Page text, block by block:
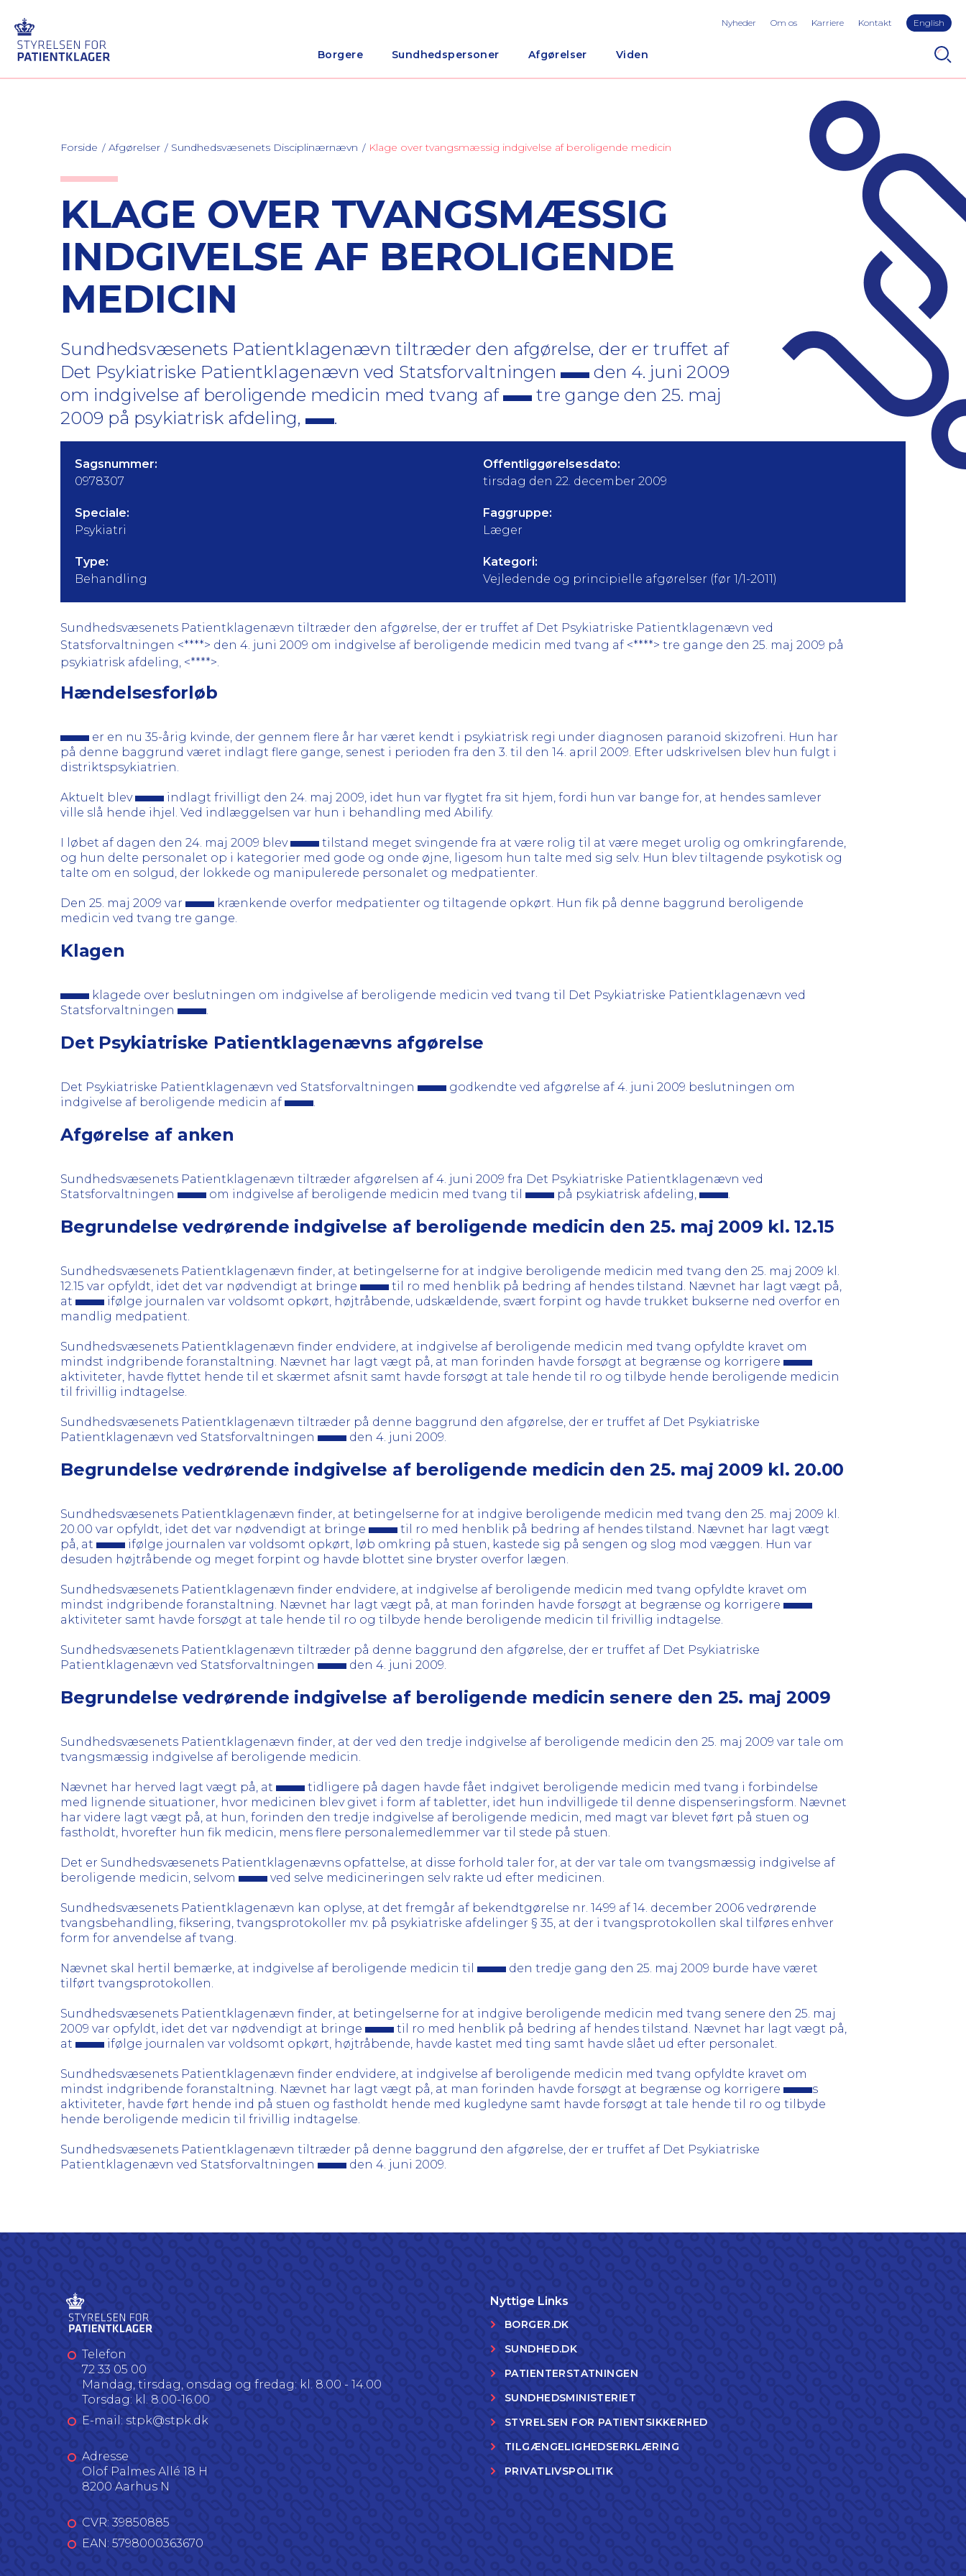
Borgere Sundhedspersoner Afgørelser Viden
Nyheder Om os Karriere Kontakt English
Forside Afgørelser Sundhedsvæsenets Disciplinærnævn Klage over tvangsmæssig indgivelse af beroligende medicin
KLAGE OVER TVANGSMÆSSIG
INDGIVELSE AF BEROLIGENDE
MEDICIN
Sundhedsvæsenets Patientklagenævn tiltræder den afgørelse, der er truffet af
Det Psykiatriske Patientklagenævn ved Statsforvaltningen
den 4. juni 2009
om indgivelse af beroligende medicin med tvang af
tre gange den 25. maj
2009 på psykiatrisk afdeling,
.
Sagsnummer:
0978307
Offentliggørelsesdato:
tirsdag den 22. december 2009
Speciale:
Psykiatri
Faggruppe:
Læger
Type:
Behandling
Kategori:
Vejledende og principielle afgørelser (før 1/1-2011)
Sundhedsvæsenets Patientklagenævn tiltræder den afgørelse, der er truffet af Det Psykiatriske Patientklagenævn ved
Statsforvaltningen <****> den 4. juni 2009 om indgivelse af beroligende medicin med tvang af <****> tre gange den 25. maj 2009 på
psykiatrisk afdeling, <****>.
Hændelsesforløb
er en nu 35-årig kvinde, der gennem flere år har været kendt i psykiatrisk regi under diagnosen paranoid skizofreni. Hun har
på denne baggrund været indlagt flere gange, senest i perioden fra den 3. til den 14. april 2009. Efter udskrivelsen blev hun fulgt i
distriktspsykiatrien.
Aktuelt blev
indlagt frivilligt den 24. maj 2009, idet hun var flygtet fra sit hjem, fordi hun var bange for, at hendes samlever
ville slå hende ihjel. Ved indlæggelsen var hun i behandling med Abilify.
I løbet af dagen den 24. maj 2009 blev
tilstand meget svingende fra at være rolig til at være meget urolig og omkringfarende,
og hun delte personalet op i kategorier med gode og onde øjne, ligesom hun talte med sig selv. Hun blev tiltagende psykotisk og
talte om en solgud, der lokkede og manipulerede personalet og medpatienter.
Den 25. maj 2009 var
krænkende overfor medpatienter og tiltagende opkørt. Hun fik på denne baggrund beroligende
medicin ved tvang tre gange.
Klagen
klagede over beslutningen om indgivelse af beroligende medicin ved tvang til Det Psykiatriske Patientklagenævn ved
Statsforvaltningen
.
Det Psykiatriske Patientklagenævns afgørelse
Det Psykiatriske Patientklagenævn ved Statsforvaltningen
godkendte ved afgørelse af 4. juni 2009 beslutningen om
indgivelse af beroligende medicin af
.
Afgørelse af anken
Sundhedsvæsenets Patientklagenævn tiltræder afgørelsen af 4. juni 2009 fra Det Psykiatriske Patientklagenævn ved
Statsforvaltningen
om indgivelse af beroligende medicin med tvang til på psykiatrisk afdeling, .
Begrundelse vedrørende indgivelse af beroligende medicin den 25. maj 2009 kl. 12.15
Sundhedsvæsenets Patientklagenævn finder, at betingelserne for at indgive beroligende medicin med tvang den 25. maj 2009 kl.
12.15 var opfyldt, idet det var nødvendigt at bringe
til ro med henblik på bedring af hendes tilstand. Nævnet har lagt vægt på,
at
ifølge journalen var voldsomt opkørt, højtråbende, udskældende, svært forpint og havde trukket bukserne ned overfor en
mandlig medpatient.
Sundhedsvæsenets Patientklagenævn finder endvidere, at indgivelse af beroligende medicin med tvang opfyldte kravet om
mindst indgribende foranstaltning. Nævnet har lagt vægt på, at man forinden havde forsøgt at begrænse og korrigere
aktiviteter, havde flyttet hende til et skærmet afsnit samt havde forsøgt at tale hende til ro og tilbyde hende beroligende medicin
til frivillig indtagelse.
Sundhedsvæsenets Patientklagenævn tiltræder på denne baggrund den afgørelse, der er truffet af Det Psykiatriske
Patientklagenævn ved Statsforvaltningen
den 4. juni 2009.
Begrundelse vedrørende indgivelse af beroligende medicin den 25. maj 2009 kl. 20.00
Sundhedsvæsenets Patientklagenævn finder, at betingelserne for at indgive beroligende medicin med tvang den 25. maj 2009 kl.
20.00 var opfyldt, idet det var nødvendigt at bringe
til ro med henblik på bedring af hendes tilstand. Nævnet har lagt vægt
på, at
ifølge journalen var voldsomt opkørt, løb omkring på stuen, kastede sig på sengen og slog mod væggen. Hun var
desuden højtråbende og meget forpint og havde blottet sine bryster overfor lægen.
Sundhedsvæsenets Patientklagenævn finder endvidere, at indgivelse af beroligende medicin med tvang opfyldte kravet om
mindst indgribende foranstaltning. Nævnet har lagt vægt på, at man forinden havde forsøgt at begrænse og korrigere
aktiviteter samt havde forsøgt at tale hende til ro og tilbyde hende beroligende medicin til frivillig indtagelse.
Sundhedsvæsenets Patientklagenævn tiltræder på denne baggrund den afgørelse, der er truffet af Det Psykiatriske
Patientklagenævn ved Statsforvaltningen
den 4. juni 2009.
Begrundelse vedrørende indgivelse af beroligende medicin senere den 25. maj 2009
Sundhedsvæsenets Patientklagenævn finder, at der ved den tredje indgivelse af beroligende medicin den 25. maj 2009 var tale om
tvangsmæssig indgivelse af beroligende medicin.
Nævnet har herved lagt vægt på, at
tidligere på dagen havde fået indgivet beroligende medicin med tvang i forbindelse
med lignende situationer, hvor medicinen blev givet i form af tabletter, idet hun indvilligede til denne dispenseringsform. Nævnet
har videre lagt vægt på, at hun, forinden den tredje indgivelse af beroligende medicin, med magt var blevet ført på stuen og
fastholdt, hvorefter hun fik medicin, mens flere personalemedlemmer var til stede på stuen.
Det er Sundhedsvæsenets Patientklagenævns opfattelse, at disse forhold taler for, at der var tale om tvangsmæssig indgivelse af
beroligende medicin, selvom
ved selve medicineringen selv rakte ud efter medicinen.
Sundhedsvæsenets Patientklagenævn kan oplyse, at det fremgår af bekendtgørelse nr. 1499 af 14. december 2006 vedrørende
tvangsbehandling, fiksering, tvangsprotokoller mv. på psykiatriske afdelinger § 35, at der i tvangsprotokollen skal tilføres enhver
form for anvendelse af tvang.
Nævnet skal hertil bemærke, at indgivelse af beroligende medicin til
den tredje gang den 25. maj 2009 burde have været
tilført tvangsprotokollen.
Sundhedsvæsenets Patientklagenævn finder, at betingelserne for at indgive beroligende medicin med tvang senere den 25. maj
2009 var opfyldt, idet det var nødvendigt at bringe
til ro med henblik på bedring af hendes tilstand. Nævnet har lagt vægt på,
at
ifølge journalen var voldsomt opkørt, højtråbende, havde kastet med ting samt havde slået ud efter personalet.
Sundhedsvæsenets Patientklagenævn finder endvidere, at indgivelse af beroligende medicin med tvang opfyldte kravet om
mindst indgribende foranstaltning. Nævnet har lagt vægt på, at man forinden havde forsøgt at begrænse og korrigere
s
aktiviteter, havde ført hende ind på stuen og fastholdt hende med kugledyne samt havde forsøgt at tale hende til ro og tilbyde
hende beroligende medicin til frivillig indtagelse.
Sundhedsvæsenets Patientklagenævn tiltræder på denne baggrund den afgørelse, der er truffet af Det Psykiatriske
Patientklagenævn ved Statsforvaltningen
den 4. juni 2009.
Telefon
72 33 05 00
Mandag, tirsdag, onsdag og fredag: kl. 8.00 - 14.00
Torsdag: kl. 8.00-16.00
E-mail: stpk@stpk.dk
Adresse
Olof Palmes Allé 18 H
8200 Aarhus N
CVR: 39850885
EAN: 5798000363670
Nyttige Links
BORGER.DK
SUNDHED.DK
PATIENTERSTATNINGEN
SUNDHEDSMINISTERIET
STYRELSEN FOR PATIENTSIKKERHED
TILGÆNGELIGHEDSERKLÆRING
PRIVATLIVSPOLITIK